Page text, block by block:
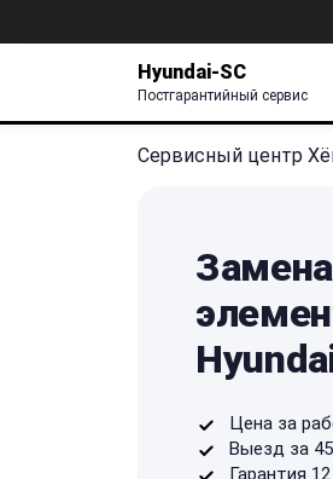
Hyundai-SC
Постгарантийный сервис
Сервисный центр
Цена за
Выезд за
Гарантия